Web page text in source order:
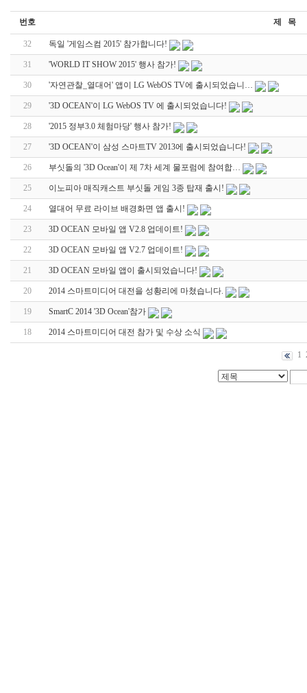
번호 제 목
32 독일 '게임스컴 2015' 참가합니다!
31 'WORLD IT SHOW 2015' 행사 참가!
30 '자연관찰_열대어' 앱이 LG WebOS TV에 출시되었습니…
29 '3D OCEAN'이 LG WebOS TV 에 출시되었습니다!
28 '2015 정부3.0 체험마당' 행사 참가!
27 '3D OCEAN'이 삼성 스마트TV 2013에 출시되었습니다!
26 부싯돌의 '3D Ocean'이 제 7차 세계 물포럼에 참여합…
25 이노피아 매직캐스트 부싯돌 게임 3종 탑재 출시!
24 열대어 무료 라이브 배경화면 앱 출시!
23 3D OCEAN 모바일 앱 V2.8 업데이트!
22 3D OCEAN 모바일 앱 V2.7 업데이트!
21 3D OCEAN 모바일 앱이 출시되었습니다!
20 2014 스마트미디어 대전을 성황리에 마쳤습니다.
19 SmartC 2014 '3D Ocean'참가
18 2014 스마트미디어 대전 참가 및 수상 소식
1